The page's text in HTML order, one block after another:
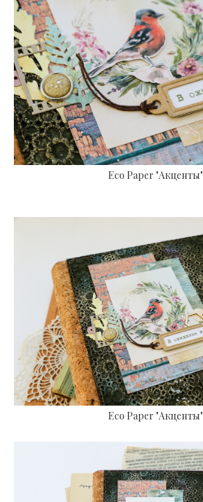
Eco Paper "Акценты"
Eco Paper "Акценты"